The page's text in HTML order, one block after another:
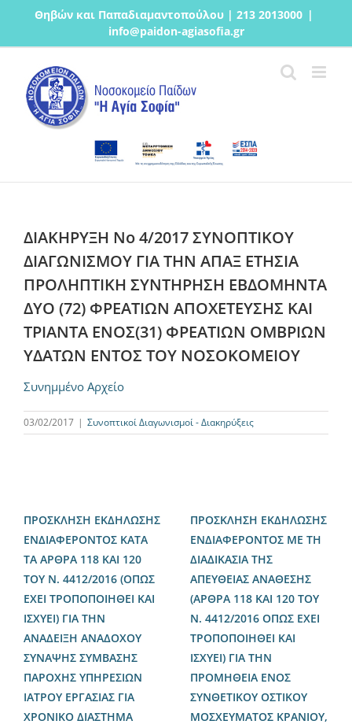
Μετάβαση
περιεχόμενο
Θηβών και Παπαδιαμαντοπούλου | 213 2013000 |
info@paidon-agiasofia.gr
ΔΙΑΚΗΡΥΞΗ Νο 4/2017 ΣΥΝΟΠΤΙΚΟΥ
ΔΙΑΓΩΝΙΣΜΟΥ ΓΙΑ ΤΗΝ ΑΠΑΞ ΕΤΗΣΙΑ
ΠΡΟΛΗΠΤΙΚΗ ΣΥΝΤΗΡΗΣΗ ΕΒΔΟΜΗΝΤΑ
ΔΥΟ (72) ΦΡΕΑΤΙΩΝ ΑΠΟΧΕΤΕΥΣΗΣ ΚΑΙ
ΤΡΙΑΝΤΑ ΕΝΟΣ(31) ΦΡΕΑΤΙΩΝ ΟΜΒΡΙΩΝ
ΥΔΑΤΩΝ ΕΝΤΟΣ ΤΟΥ ΝΟΣΟΚΟΜΕΙΟΥ
Συνημμένο Αρχείο
03/02/2017 | Συνοπτικοί Διαγωνισμοί - Διακηρύξεις
ΠΡΟΣΚΛΗΣΗ ΕΚΔΗΛΩΣΗΣ
ΕΝΔΙΑΦΕΡΟΝΤΟΣ ΚΑΤΑ
ΤΑ ΑΡΘΡΑ 118 ΚΑΙ 120
ΤΟΥ Ν. 4412/2016 (ΟΠΩΣ
ΕΧΕΙ ΤΡΟΠΟΠΟΙΗΘΕΙ ΚΑΙ
ΙΣΧΥΕΙ) ΓΙΑ ΤΗΝ
ΑΝΑΔΕΙΞΗ ΑΝΑΔΟΧΟΥ
ΣΥΝΑΨΗΣ ΣΥΜΒΑΣΗΣ
ΠΑΡΟΧΗΣ ΥΠΗΡΕΣΙΩΝ
ΙΑΤΡΟΥ ΕΡΓΑΣΙΑΣ ΓΙΑ
ΧΡΟΝΙΚΟ ΔΙΑΣΤΗΜΑ
ΠΡΟΣΚΛΗΣΗ ΕΚΔΗΛΩΣΗΣ
ΕΝΔΙΑΦΕΡΟΝΤΟΣ ΜΕ ΤΗ
ΔΙΑΔΙΚΑΣΙΑ ΤΗΣ
ΑΠΕΥΘΕΙΑΣ ΑΝΑΘΕΣΗΣ
(ΑΡΘΡΑ 118 ΚΑΙ 120 ΤΟΥ
Ν. 4412/2016 ΟΠΩΣ ΕΧΕΙ
ΤΡΟΠΟΠΟΙΗΘΕΙ ΚΑΙ
ΙΣΧΥΕΙ) ΓΙΑ ΤΗΝ
ΠΡΟΜΗΘΕΙΑ ΕΝΟΣ
ΣΥΝΘΕΤΙΚΟΥ ΟΣΤΙΚΟΥ
ΜΟΣΧΕΥΜΑΤΟΣ ΚΡΑΝΙΟΥ,